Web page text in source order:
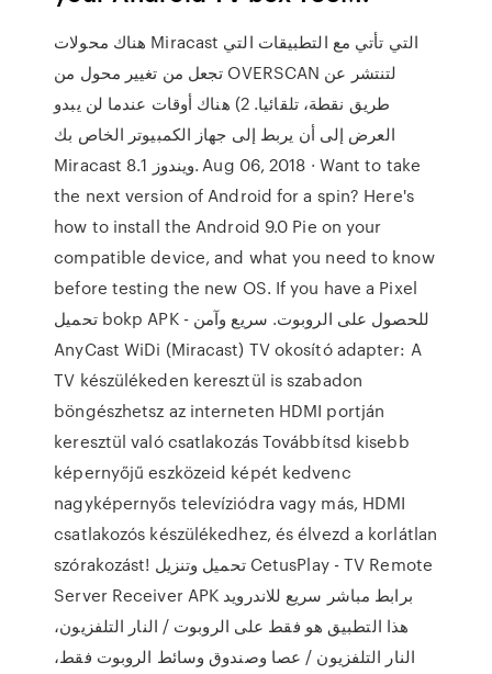
هناك محولات Miracast التي تأتي مع التطبيقات التي
تجعل من تغيير محول من OVERSCAN لتنتشر عن
طريق نقطة، تلقائيا. 2) هناك أوقات عندما لن يبدو
العرض إلى أن يربط إلى جهاز الكمبيوتر الخاص بك
Miracast ويندوز 8.1. Aug 06, 2018 · Want to take
the next version of Android for a spin? Here's
how to install the Android 9.0 Pie on your
compatible device, and what you need to know
before testing the new OS. If you have a Pixel
تحميل bokp APK - للحصول على الروبوت. سريع وآمن
AnyCast WiDi (Miracast) TV okosító adapter: A
TV készülékeden keresztül is szabadon
böngészhetsz az interneten HDMI portján
keresztül való csatlakozás Továbbítsd kisebb
képernyőjű eszközeid képét kedvenc
nagyképernyős televíziódra vagy más, HDMI
csatlakozós készülékedhez, és élvezd a korlátlan
szórakozást! تحميل وتنزيل CetusPlay - TV Remote
Server Receiver APK برابط مباشر سريع للاندرويد
هذا التطبيق هو فقط على الروبوت / النار التلفزيون،
النار التلفزيون / عصا وصندوق وسائط الروبوت فقط،